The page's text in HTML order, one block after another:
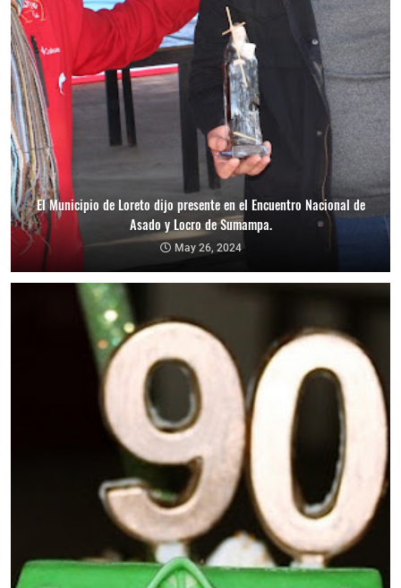
El Municipio de Loreto dijo presente en el Encuentro Nacional de
Asado y Locro de Sumampa.
May 26, 2024